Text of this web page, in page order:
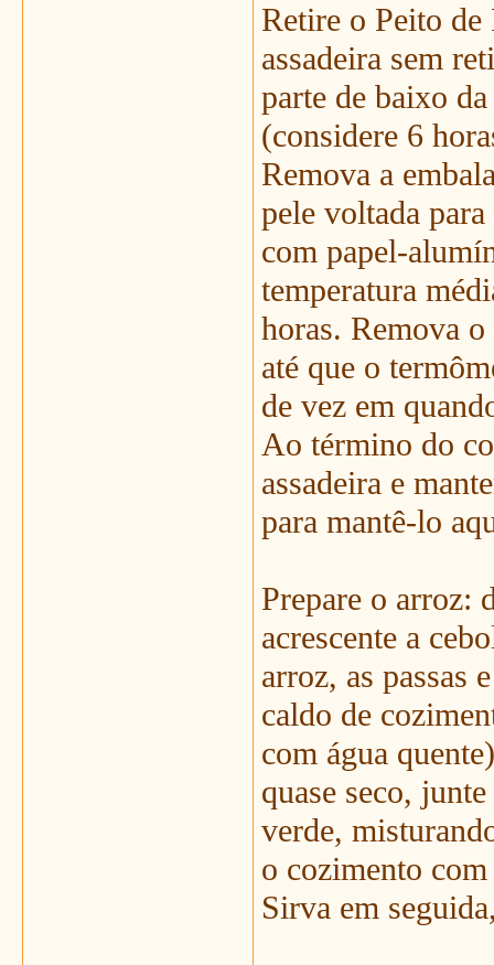
Retire o Peito de
assadeira sem
parte de baixo
(considere 6
Remova a
pele voltada
com papel-
temperatura
horas. Remova
até que o
de vez em
Ao término do
assadeira e
para mantê-lo
Prepare o arroz:
acrescente a
arroz, as passas
caldo de
com água
quase seco,
verde,
o cozimento com
Sirva em